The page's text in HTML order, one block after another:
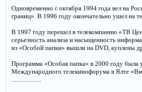
Одновременно с октября 1994 года вел на
границ». В 1996 году окончательно ушел на
В 1997 году перешел в телекомпанию «ТВ
серьезность анализа и насыщенность
из «Особой папки» вышли на DVD, куплены
Программа «Особая папка» в 2000 году
Международного телекинофорума в Ялте
....................